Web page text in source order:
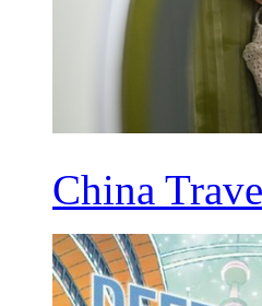
China